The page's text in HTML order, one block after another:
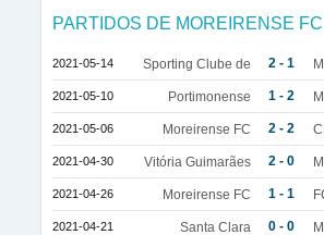
PARTIDOS DE MOREIRENSE FC
2021-05-14 Sporting Clube de 2 - 1
2021-05-10 Portimonense 1 - 2
2021-05-06 Moreirense FC 2 - 2
2021-04-30 Vitória Guimarães 2 - 0
2021-04-26 Moreirense FC 1 - 1
2021-04-21 Santa Clara 0 - 0